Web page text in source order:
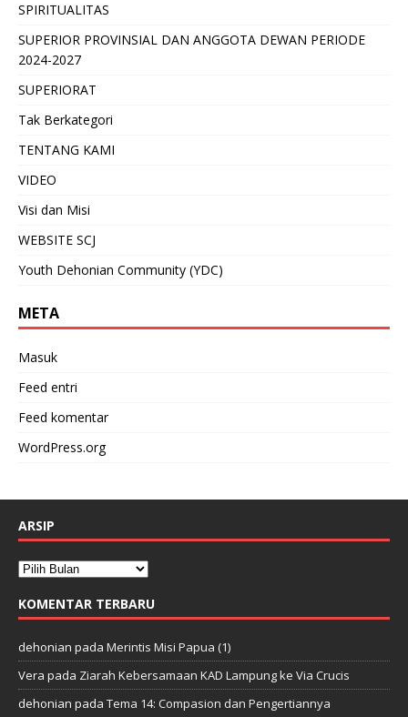
SPIRITUALITAS
SUPERIOR PROVINSIAL DAN ANGGOTA DEWAN PERIODE
2024-2027
SUPERIORAT
Tak Berkategori
TENTANG KAMI
VIDEO
Visi dan Misi
WEBSITE SCJ
Youth Dehonian Community (YDC)
META
Masuk
Feed entri
Feed komentar
WordPress.org
ARSIP
KOMENTAR TERBARU
dehonian pada Merintis Misi Papua (1)
Vera pada Ziarah Kebersamaan KAD Lampung ke Via Crucis
dehonian pada Tema 14: Compasion dan Pengertiannya